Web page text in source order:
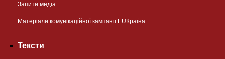
Запити медіа
Матеріали комунікаційної кампанії EUКраїна
Тексти